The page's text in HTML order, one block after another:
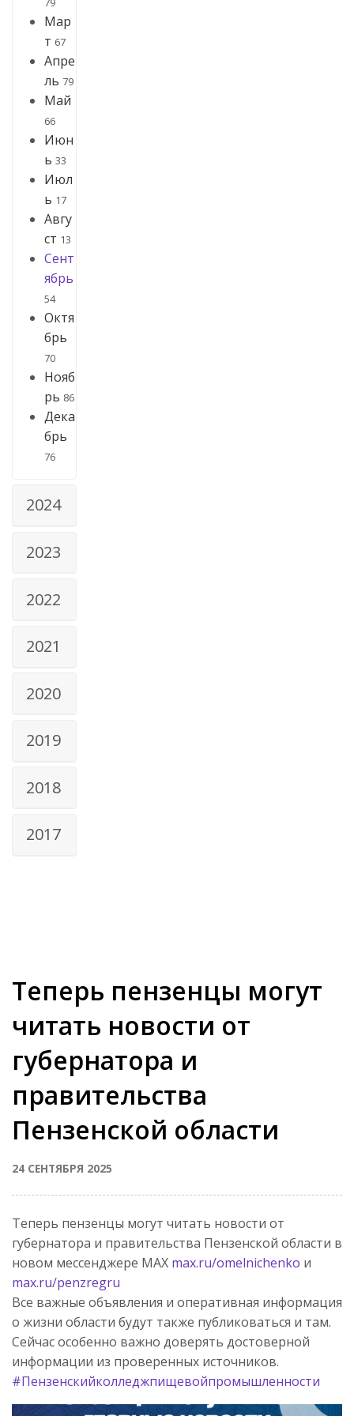
Мар
т 67
Апре
ль 79
Май
66
Июн
ь 33
Июл
ь 17
Авгу
ст 13
Сент
ябрь
54
Октя
брь
70
Нояб
рь 86
Дека
брь
76
2024
2023
2022
2021
2020
2019
2018
2017
Теперь пензенцы могут
читать новости от
губернатора и
правительства
Пензенской области
24 СЕНТЯБРЯ 2025
Теперь пензенцы могут читать новости от
губернатора и правительства Пензенской области в
новом мессенджере MAX max.ru/omelnichenko и
max.ru/penzregru
Все важные объявления и оперативная информация
о жизни области будут также публиковаться и там.
Сейчас особенно важно доверять достоверной
информации из проверенных источников.
#Пензенскийколледжпищевойпромышленности